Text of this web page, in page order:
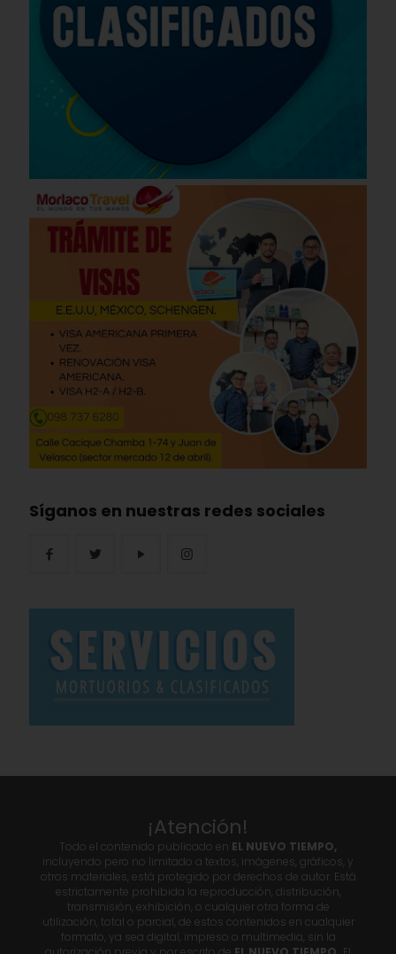
Síganos en nuestras redes sociales
¡Atención!
Todo el contenido publicado en EL NUEVO TIEMPO,
incluyendo pero no limitado a textos, imágenes, gráficos, y
otros materiales, está protegido por derechos de autor. Está
estrictamente prohibida la reproducción, distribución,
transmisión, exhibición, o cualquier otra forma de
utilización, total o parcial, de estos contenidos en cualquier
formato, ya sea digital, impreso o multimedia, sin la